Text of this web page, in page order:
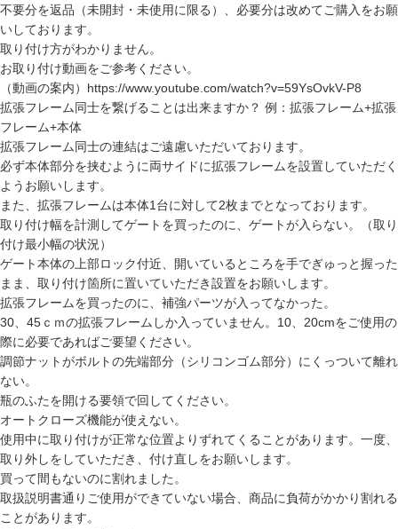
不要分を返品（未開封・未使用に限る）、必要分は改めてご購入をお願
いしております。
取り付け方がわかりません。
お取り付け動画をご参考ください。
（動画の案内） https://www.youtube.com/watch?v=59YsOvkV-P8
拡張フレーム同士を繋げることは出来ますか？ 例：拡張フレーム+拡張
フレーム+本体
拡張フレーム同士の連結はご遠慮いただいております。
必ず本体部分を挟むように両サイドに拡張フレームを設置していただく
ようお願いします。
また、拡張フレームは本体1台に対して2枚までとなっております。
取り付け幅を計測してゲートを買ったのに、ゲートが入らない。（取り
付け最小幅の状況）
ゲート本体の上部ロック付近、開いているところを手でぎゅっと握った
まま、取り付け箇所に置いていただき設置をお願いします。
拡張フレームを買ったのに、補強パーツが入ってなかった。
30、45ｃｍの拡張フレームしか入っていません。10、20cmをご使用の
際に必要であればご要望ください。
調節ナットがボルトの先端部分（シリコンゴム部分）にくっついて離れ
ない。
瓶のふたを開ける要領で回してください。
オートクローズ機能が使えない。
使用中に取り付けが正常な位置よりずれてくることがあります。一度、
取り外しをしていただき、付け直しをお願いします。
買って間もないのに割れました。
取扱説明書通りご使用ができていない場合、商品に負荷がかかり割れる
ことがあります。